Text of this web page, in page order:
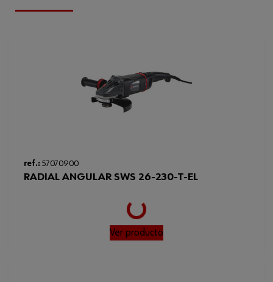
Se puede utilizar para el diámetro
ref.: 57070900
RADIAL ANGULAR SWS 26-230-T-EL
Loading...
Ver producto